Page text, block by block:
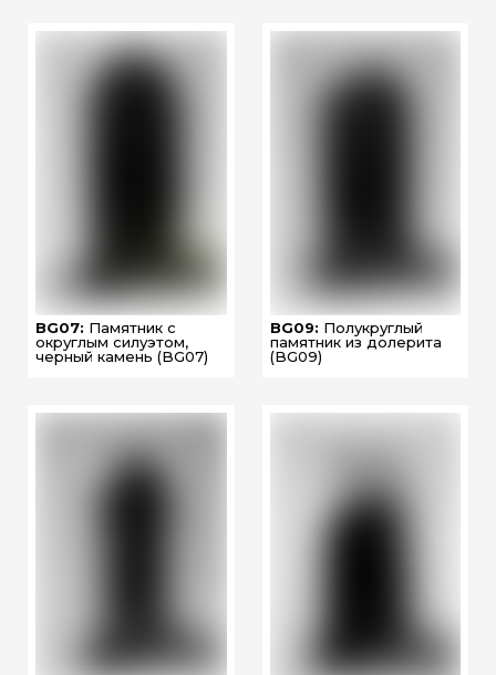
BG07: Памятник с
округлым силуэтом,
черный камень (BG07)
BG09: Полукруглый
памятник из долерита
(BG09)